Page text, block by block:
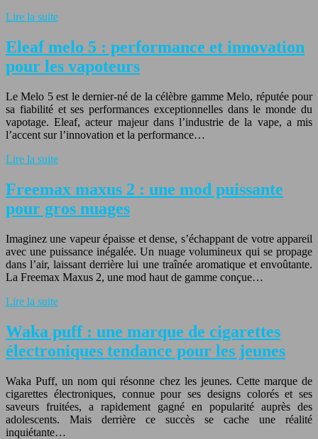
Lire la suite
Eleaf melo 5 : performance et innovation
pour les vapoteurs
Le Melo 5 est le dernier-né de la célèbre gamme Melo, réputée pour
sa fiabilité et ses performances exceptionnelles dans le monde du
vapotage. Eleaf, acteur majeur dans l’industrie de la vape, a mis
l’accent sur l’innovation et la performance…
Lire la suite
Freemax maxus 2 : une mod puissante
pour gros nuages
Imaginez une vapeur épaisse et dense, s’échappant de votre appareil
avec une puissance inégalée. Un nuage volumineux qui se propage
dans l’air, laissant derrière lui une traînée aromatique et envoûtante.
La Freemax Maxus 2, une mod haut de gamme conçue…
Lire la suite
Waka puff : une marque de cigarettes
électroniques tendance pour les jeunes
Waka Puff, un nom qui résonne chez les jeunes. Cette marque de
cigarettes électroniques, connue pour ses designs colorés et ses
saveurs fruitées, a rapidement gagné en popularité auprès des
adolescents. Mais derrière ce succès se cache une réalité
inquiétante…